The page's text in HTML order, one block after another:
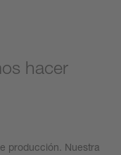
hacer
producción. Nuestra